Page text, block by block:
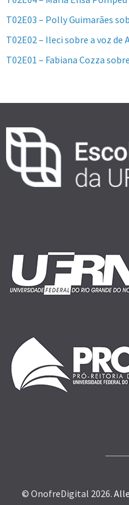
T02E03 – Polly Guimarães
T02E02 – Ileci sobre a voz de
T02E01 – Fabiana Cozza
© OnofreDigital 2026.